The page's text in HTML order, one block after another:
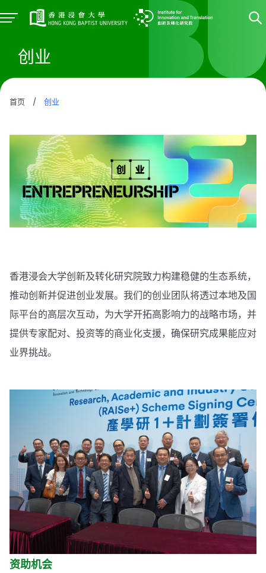
创业
首页 / 创业
香港浸会大学创新及转化研究院致力构建稳健的生态系统，
推动创新并促进创业发展。我们的创业团队将透过本地及国
际平台的高层次互动，为大学开拓高影响力的战略市场，并
提供专家配对、投资等的商业化支援，确保研究成果能应对
业界挑战。
资助机会